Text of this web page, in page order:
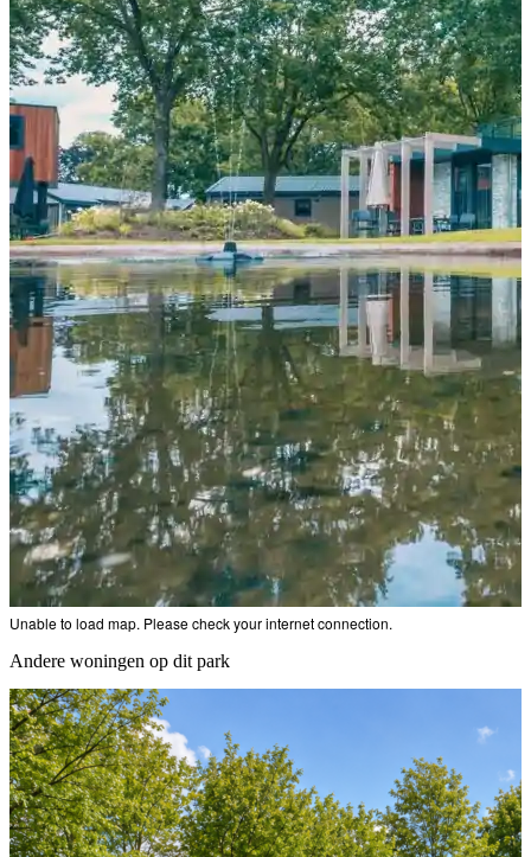
Unable to load map. Please check your internet connection.
Andere woningen op dit park